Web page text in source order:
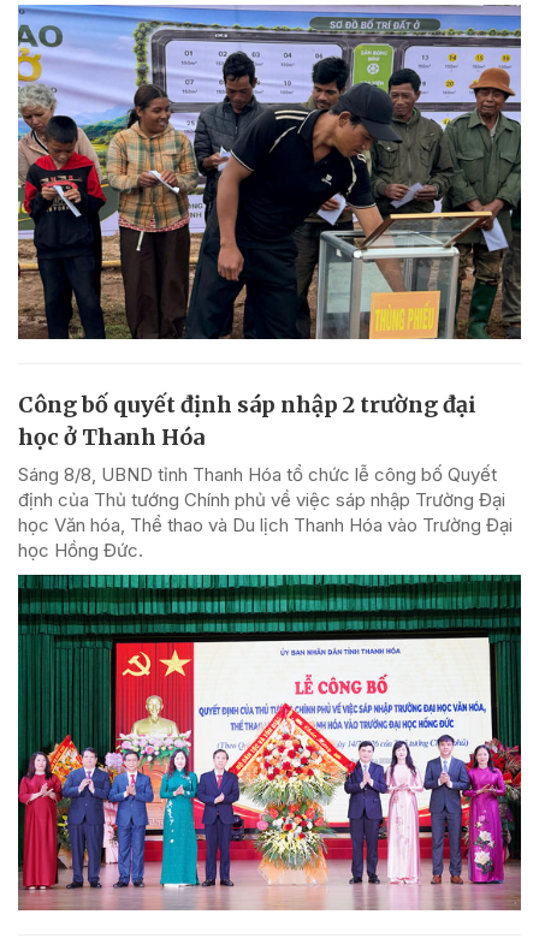
Công bố quyết định sáp nhập 2 trường đại
học ở Thanh Hóa
Sáng 8/8, UBND tỉnh Thanh Hóa tổ chức lễ công bố Quyết
định của Thủ tướng Chính phủ về việc sáp nhập Trường Đại
học Văn hóa, Thể thao và Du lịch Thanh Hóa vào Trường Đại
học Hồng Đức.